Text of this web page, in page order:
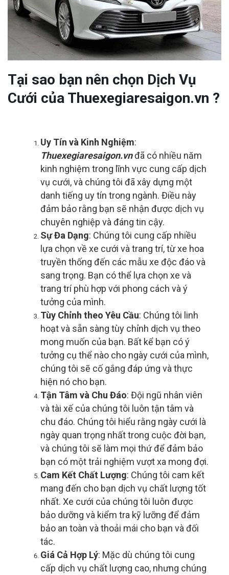
Tại sao bạn nên chọn Dịch Vụ
Cưới của Thuexegiaresaigon.vn ?
Uy Tín và Kinh Nghiệm:
Thuexegiaresaigon.vnđã có nhiều năm
kinh nghiệm trong lĩnh vực cung cấp dịch
vụ cưới, và chúng tôi đã xây dựng một
danh tiếng uy tín trong ngành. Điều này
đảm bảo rằng bạn sẽ nhận được dịch vụ
chuyên nghiệp và đáng tin cậy.
Sự Đa Dạng: Chúng tôi cung cấp nhiều
lựa chọn về xe cưới và trang trí, từ xe hoa
truyền thống đến các mẫu xe độc đáo và
sang trọng. Bạn có thể lựa chọn xe và
trang trí phù hợp với phong cách và ý
tưởng của mình.
Tùy Chỉnh theo Yêu Cầu: Chúng tôi linh
hoạt và sẵn sàng tùy chỉnh dịch vụ theo
mong muốn của bạn. Bất kể bạn có ý
tưởng cụ thể nào cho ngày cưới của mình,
chúng tôi sẽ cố gắng đáp ứng và thực
hiện nó cho bạn.
Tận Tâm và Chu Đáo: Đội ngũ nhân viên
và tài xế của chúng tôi luôn tận tâm và
chu đáo. Chúng tôi hiểu rằng ngày cưới là
ngày quan trọng nhất trong cuộc đời bạn,
và chúng tôi sẽ làm mọi thứ để đảm bảo
bạn có một trải nghiệm vượt xa mong đợi.
Cam Kết Chất Lượng: Chúng tôi cam kết
mang đến cho bạn dịch vụ chất lượng tốt
nhất. Xe cưới của chúng tôi luôn được
bảo dưỡng và kiểm tra kỹ lưỡng để đảm
bảo an toàn và thoải mái cho bạn và đối
tác.
Giá Cả Hợp Lý: Mặc dù chúng tôi cung
cấp dịch vụ chất lượng cao, nhưng chúng